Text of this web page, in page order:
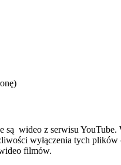
są wideo z serwisu
wyłączenia tych
filmów.